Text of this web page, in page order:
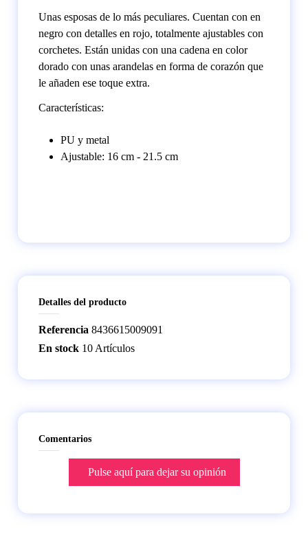
Unas esposas de lo más peculiares. Cuentan con en
negro con detalles en rojo, totalmente ajustables con
corchetes. Están unidas con una cadena en color
dorado con unas arandelas en forma de corazón que
le añaden ese toque extra.
Características:
PU y metal
Ajustable: 16 cm - 21.5 cm
Detalles del producto
Referencia 8436615009091
En stock 10 Artículos
Comentarios
Pulse aquí para dejar su opinión